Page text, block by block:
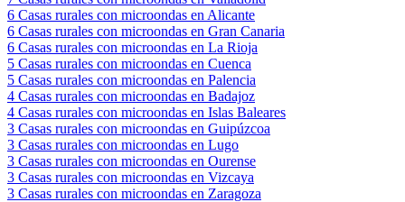
6 Casas rurales con microondas en Alicante
6 Casas rurales con microondas en Gran Canaria
6 Casas rurales con microondas en La Rioja
5 Casas rurales con microondas en Cuenca
5 Casas rurales con microondas en Palencia
4 Casas rurales con microondas en Badajoz
4 Casas rurales con microondas en Islas Baleares
3 Casas rurales con microondas en Guipúzcoa
3 Casas rurales con microondas en Lugo
3 Casas rurales con microondas en Ourense
3 Casas rurales con microondas en Vizcaya
3 Casas rurales con microondas en Zaragoza